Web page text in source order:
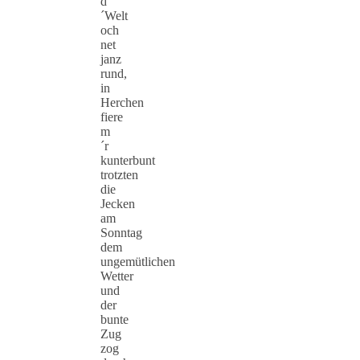
´Welt
och
net
janz
rund,
in
Herchen
fiere
m
´r
kunterbunt
trotzten
die
Jecken
am
Sonntag
dem
ungemütlichen
Wetter
und
der
bunte
Zug
zog